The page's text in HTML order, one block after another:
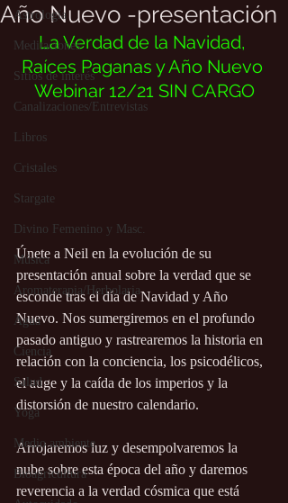
Astrología
Meditaciones
Sitios de interés
Canalizaciones/Entrevistas
Libros
Cristales
Stargate
Divino Femenino y Masc.
Música
Aromaterapia/Herbolaria
Agua
Ciencia
Salud
Yoga
Medio ambiente
Bioagricultura
Año Nuevo -presentación
La Verdad de la Navidad,
Raíces Paganas y Año Nuevo
Webinar 12/21 SIN CARGO
Únete a Neil en la evolución de su
presentación anual sobre la verdad que se
esconde tras el día de Navidad y Año
Nuevo. Nos sumergiremos en el profundo
pasado antiguo y rastrearemos la historia en
relación con la conciencia, los psicodélicos,
el auge y la caída de los imperios y la
distorsión de nuestro calendario.
Arrojaremos luz y desempolvaremos la
nube sobre esta época del año y daremos
reverencia a la verdad cósmica que está